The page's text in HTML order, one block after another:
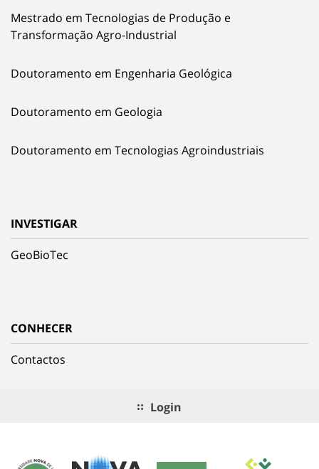
Mestrado em Tecnologias de Produção e
Transformação Agro-Industrial
Doutoramento em Engenharia Geológica
Doutoramento em Geologia
Doutoramento em Tecnologias Agroindustriais
INVESTIGAR
GeoBioTec
CONHECER
Contactos
Login